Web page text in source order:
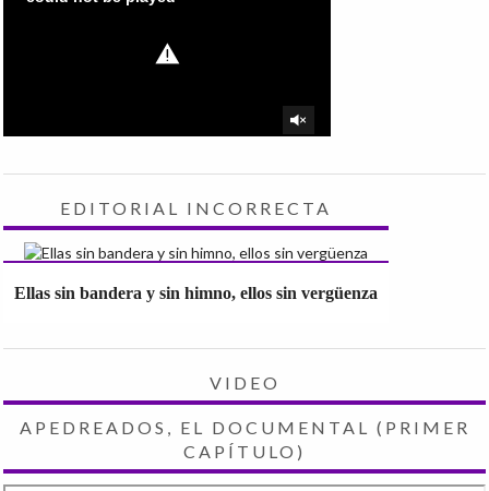
EDITORIAL INCORRECTA
Ellas sin bandera y sin himno, ellos sin vergüenza
VIDEO
APEDREADOS, EL DOCUMENTAL (PRIMER
CAPÍTULO)